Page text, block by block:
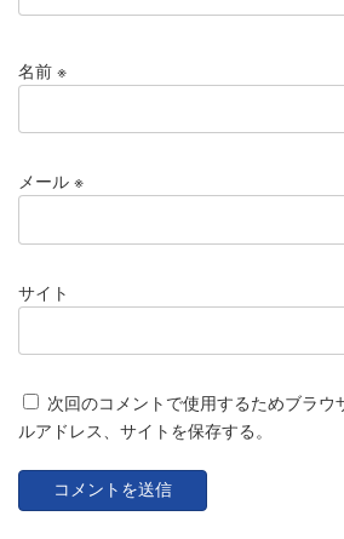
名前 ※
メール ※
サイト
次回のコメントで使用するためブラウ
ルアドレス、サイトを保存する。